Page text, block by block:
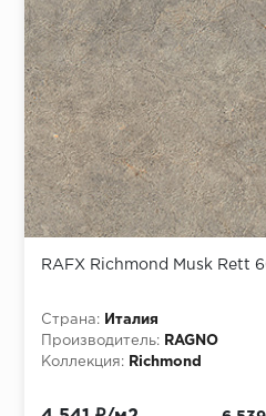
RAFX Richmond Musk Rett
Страна:
Италия
Производитель:
RAGNO
Коллекция:
Richmond